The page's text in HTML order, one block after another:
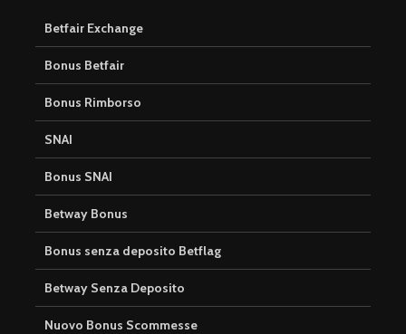
Betfair Exchange
Bonus Betfair
Bonus Rimborso
SNAI
Bonus SNAI
Betway Bonus
Bonus senza deposito Betflag
Betway Senza Deposito
Nuovo Bonus Scommesse